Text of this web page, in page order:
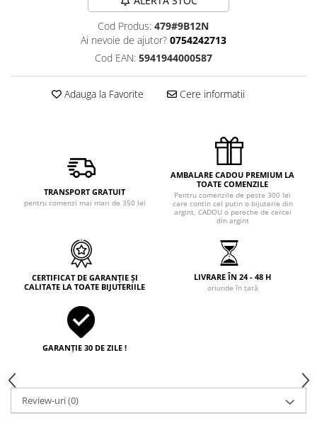
Cod Produs: 479#9B12N
Ai nevoie de ajutor? 0754242713
Cod EAN: 5941944000587
Adauga la Favorite Cere informatii
TRANSPORT GRATUIT
pentru comenzi mai mari de 350 lei
AMBALARE CADOU PREMIUM LA
TOATE COMENZILE
Pentru comenzile de peste 300 lei
care contin cel putin o bijuterie din
argint, CADOU o pereche de cercei
din argint
CERTIFICAT DE GARANȚIE ȘI
CALITATE LA TOATE BIJUTERIILE
LIVRARE ÎN 24 - 48 H
oriunde în țară
GARANȚIE 30 DE ZILE !
Review-uri(0)